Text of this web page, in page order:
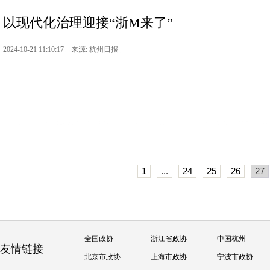
以现代化治理迎接“浙M来了”
2024-10-21 11:10:17 来源: 杭州日报
1 ... 24 25 26 27
友情链接
全国政协 浙江省政协 中国杭州
北京市政协 上海市政协 宁波市政协